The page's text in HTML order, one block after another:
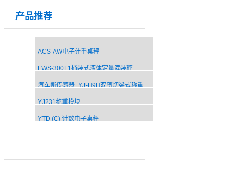
产品推荐
ACS-AW电子计重桌秤
FWS-300L1桶装式液体定量灌装秤
汽车衡传感器_YJ-H9H双剪切梁式称重传感器
YJ231称重模块
YTD (C) 计数电子桌秤